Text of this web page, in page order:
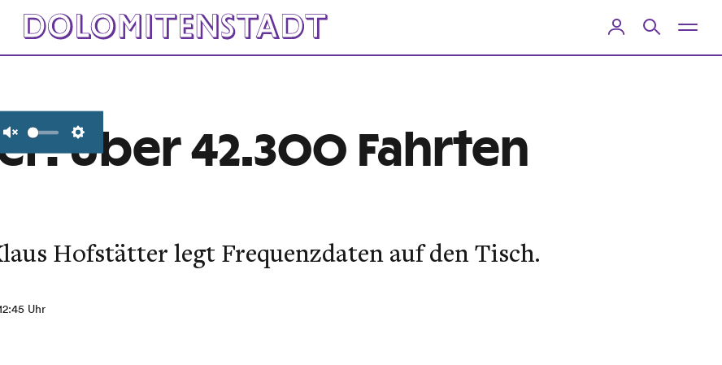
Unmute Settings
Über 42.300 Fahrten
Hofstätter legt Frequenzdaten auf den Tisch.
Uhr